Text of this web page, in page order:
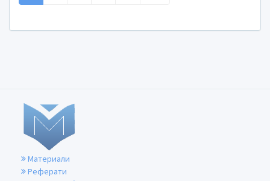
Материали
Реферати